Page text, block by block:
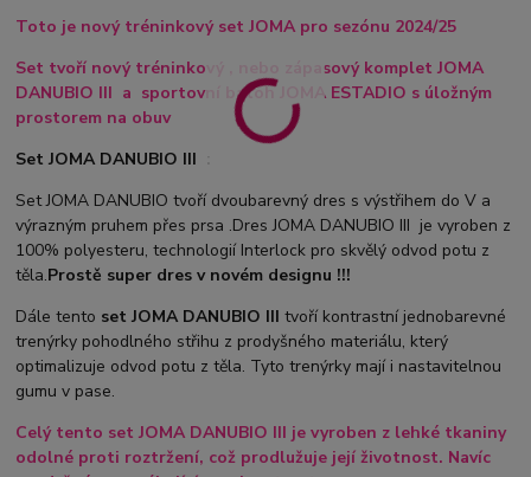
Toto je nový tréninkový set JOMA pro sezónu 2024/25
Set tvoří nový tréninkový , nebo zápasový komplet JOMA
DANUBIO III a sportovní batoh JOMA ESTADIO s úložným
prostorem na obuv
Set JOMA DANUBIO III :
Set JOMA DANUBIO tvoří dvoubarevný dres s výstřihem do V a
výrazným pruhem přes prsa .Dres JOMA DANUBIO III je vyroben z
100% polyesteru, technologií Interlock pro skvělý odvod potu z
těla.Prostě super dres v novém designu !!!
Dále tento set JOMA DANUBIO III tvoří kontrastní jednobarevné
trenýrky pohodlného střihu z prodyšného materiálu, který
optimalizuje odvod potu z těla. Tyto trenýrky mají i nastavitelnou
gumu v pase.
Celý tento set JOMA DANUBIO III je vyroben z lehké tkaniny
odolné proti roztržení, což prodlužuje její životnost. Navíc